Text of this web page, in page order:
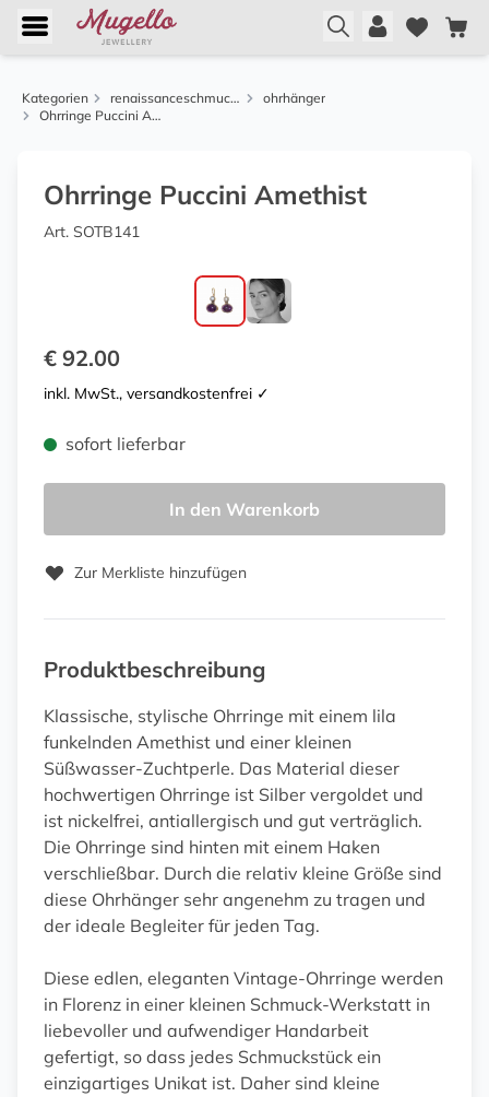
Kategorien renaissanceschmuck aus florenz
ohrhänger
Ohrringe Puccini Amethist
Ohrringe Puccini Amethist
Art. SOTB141
€ 92.00
inkl. MwSt., versandkostenfrei ✓
sofort lieferbar
In den Warenkorb
Zur Merkliste hinzufügen
Produktbeschreibung
Klassische, stylische Ohrringe mit einem lila
funkelnden Amethist und einer kleinen
Süßwasser-Zuchtperle. Das Material dieser
hochwertigen Ohrringe ist Silber vergoldet und
ist nickelfrei, antiallergisch und gut verträglich.
Die Ohrringe sind hinten mit einem Haken
verschließbar. Durch die relativ kleine Größe sind
diese Ohrhänger sehr angenehm zu tragen und
der ideale Begleiter für jeden Tag.
Diese edlen, eleganten Vintage-Ohrringe werden
in Florenz in einer kleinen Schmuck-Werkstatt in
liebevoller und aufwendiger Handarbeit
gefertigt, so dass jedes Schmuckstück ein
einzigartiges Unikat ist. Daher sind kleine